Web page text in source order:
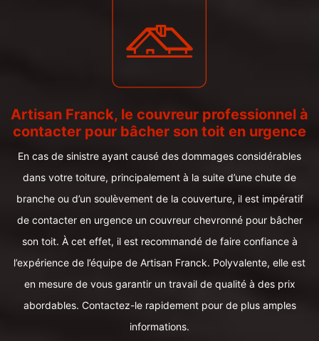
Artisan Franck, le couvreur professionnel à
contacter pour bâcher son toit en urgence
En cas de sinistre ayant causé des dommages considérables
dans votre toiture, principalement à la suite d’une chute de
branche ou d’un soulèvement de la couverture, il est impératif
de contacter en urgence un couvreur chevronné pour bâcher
son toit. À cet effet, il est recommandé de faire confiance à
l’expérience de l’équipe de Artisan Franck. Polyvalente, elle est
en mesure de vous garantir un travail de qualité à des prix
abordables. Contactez-le rapidement pour de plus amples
informations.